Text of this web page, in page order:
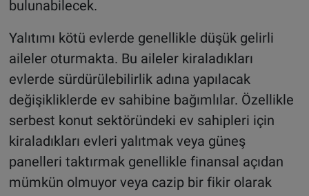
bulunabilecek.
Yalıtımı kötü evlerde genellikle düşük gelirli
aileler oturmakta. Bu aileler kiraladıkları
evlerde sürdürülebilirlik adına yapılacak
değişikliklerde ev sahibine bağımlılar. Özellikle
serbest konut sektöründeki ev sahipleri için
kiraladıkları evleri yalıtmak veya güneş
panelleri taktırmak genellikle finansal açıdan
mümkün olmuyor veya cazip bir fikir olarak